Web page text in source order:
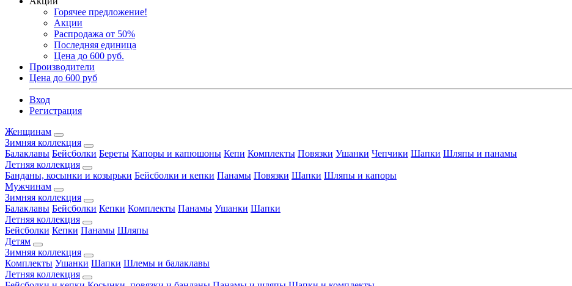
Горячее предложение!
Акции
Распродажа от 50%
Последняя единица
Цена до 600 руб.
Производители
Цена до 600 руб
Вход
Регистрация
Женщинам
Зимняя коллекция
Балаклавы Бейсболки Береты Капоры и капюшоны Кепи Комплекты Повязки Ушанки Чепчики Шапки Шляпы и панамы
Летняя коллекция
Банданы, косынки и козырьки Бейсболки и кепки Панамы Повязки Шапки Шляпы и капоры
Мужчинам
Зимняя коллекция
Балаклавы Бейсболки Кепки Комплекты Панамы Ушанки Шапки
Летняя коллекция
Бейсболки Кепки Панамы Шляпы
Детям
Зимняя коллекция
Комплекты Ушанки Шапки Шлемы и балаклавы
Летняя коллекция